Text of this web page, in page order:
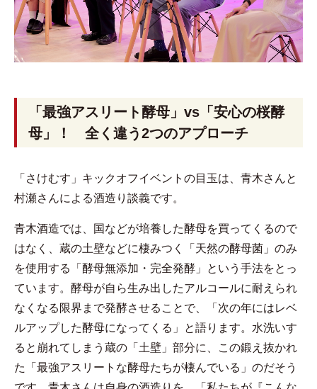
「最強アスリート酵母」vs「安心の桜酵
母」！ 全く違う2つのアプローチ
「さけむす」キックオフイベントの目玉は、青木さんと
村瀬さんによる酒造り談義です。
青木酒造では、国などが培養した酵母を買ってくるので
はなく、蔵の土壁などに棲みつく「天然の酵母菌」のみ
を使用する「酵母無添加・完全発酵」という手法をとっ
ています。酵母が自ら生み出したアルコールに耐えられ
なくなる限界まで発酵させることで、「次の年にはレベ
ルアップした酵母になってくる」と語ります。水洗いす
ると崩れてしまう蔵の「土壁」部分に、この鍛え抜かれ
た「最強アスリートな酵母たちが棲んでいる」のだそう